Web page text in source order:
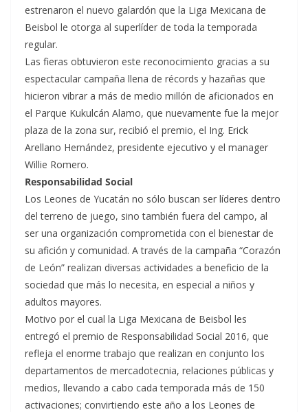
estrenaron el nuevo galardón que la Liga Mexicana de
Beisbol le otorga al superlíder de toda la temporada
regular.
Las fieras obtuvieron este reconocimiento gracias a su
espectacular campaña llena de récords y hazañas que
hicieron vibrar a más de medio millón de aficionados en
el Parque Kukulcán Alamo, que nuevamente fue la mejor
plaza de la zona sur, recibió el premio, el Ing. Erick
Arellano Hernández, presidente ejecutivo y el manager
Willie Romero.
Responsabilidad Social
Los Leones de Yucatán no sólo buscan ser líderes dentro
del terreno de juego, sino también fuera del campo, al
ser una organización comprometida con el bienestar de
su afición y comunidad. A través de la campaña “Corazón
de León” realizan diversas actividades a beneficio de la
sociedad que más lo necesita, en especial a niños y
adultos mayores.
Motivo por el cual la Liga Mexicana de Beisbol les
entregó el premio de Responsabilidad Social 2016, que
refleja el enorme trabajo que realizan en conjunto los
departamentos de mercadotecnia, relaciones públicas y
medios, llevando a cabo cada temporada más de 150
activaciones; convirtiendo este año a los Leones de